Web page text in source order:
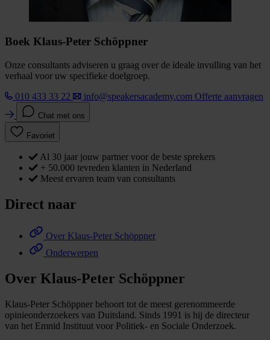
Boek Klaus-Peter Schöppner
Onze consultants adviseren u graag over de ideale invulling van het
verhaal voor uw specifieke doelgroep.
010 433 33 22
info@speakersacademy.com Offerte aanvragen
Chat met ons
Favoriet
Al 30 jaar jouw partner voor de beste sprekers
+ 50.000 tevreden klanten in Nederland
Meest ervaren team van consultants
Direct naar
Over Klaus-Peter Schöppner
Onderwerpen
Over Klaus-Peter Schöppner
Klaus-Peter Schöppner behoort tot de meest gerenommeerde
opinieonderzoekers van Duitsland. Sinds 1991 is hij de directeur
van het Emnid Instituut voor Politiek- en Sociale Onderzoek.